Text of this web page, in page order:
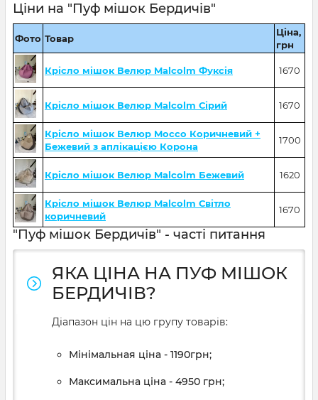
Ціни на "Пуф мішок Бердичів"
Фото Товар
Ціна,
грн
Крісло мішок Велюр Malcolm Фуксія 1670
Крісло мішок Велюр Malcolm Сірий 1670
Крісло мішок Велюр Mocco Коричневий +
Бежевий з аплікацією Корона
1700
Крісло мішок Велюр Malcolm Бежевий 1620
Крісло мішок Велюр Malcolm Світло
коричневий
1670
"Пуф мішок Бердичів" - часті питання
ЯКА ЦІНА НА ПУФ МІШОК
БЕРДИЧІВ?
Діапазон цін на цю групу товарів:
Мінімальная ціна - 1190грн;
Максимальна ціна - 4950 грн;